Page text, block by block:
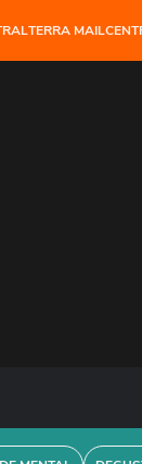
TERRA MAIL